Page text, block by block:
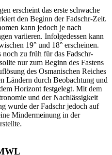
erscheint das erste schwache
den Beginn der Fadschr-Zeit.
kann jedoch je nach
variieren. Infolgedessen kann
19° und 18° erscheinen.
noch zu früh für das Fadschr-
nur zum Beginn des Fastens
des Osmanischen Reiches
Ländern durch Beobachtung und
Horizont festgelegt. Mit dem
und der Nachlässigkeit
wurde der Fadschr jedoch auf
Mindermeinung in der